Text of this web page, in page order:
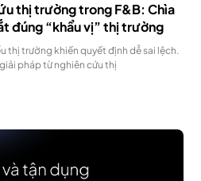
thị trường trong F&B: Chìa
đúng “khẩu vị” thị trường
thị trường khiến quyết định dễ sai lệch.
pháp từ nghiên cứu thị